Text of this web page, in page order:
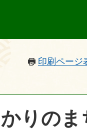
印刷ページ
りのま